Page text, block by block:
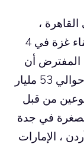
،
واعتمدت الدول العربية خطة لإعادة بناء غزة في 4
أن
يتم وضعها في غضون خمس سنوات حوالي 53 مليار
من قبل
في جدة
، الإمارات